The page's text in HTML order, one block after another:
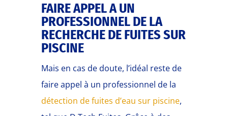
FAIRE APPEL A UN
PROFESSIONNEL DE LA
RECHERCHE DE FUITES SUR
PISCINE
Mais en cas de doute, l’idéal reste de
faire appel à un professionnel de la
détection de fuites d’eau sur piscine,